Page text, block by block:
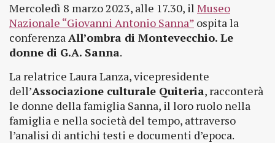
Mercoledì 8 marzo 2023, alle 17.30, il Museo
Nazionale “Giovanni Antonio Sanna” ospita la
conferenzaAll’ombra di Montevecchio. Le
donne di G.A. Sanna.
La relatrice Laura Lanza, vicepresidente
dell’Associazione culturale Quiteria, racconterà
le donne della famiglia Sanna, il loro ruolo nella
famiglia e nella società del tempo, attraverso
l’analisi di antichi testi e documenti d’epoca.